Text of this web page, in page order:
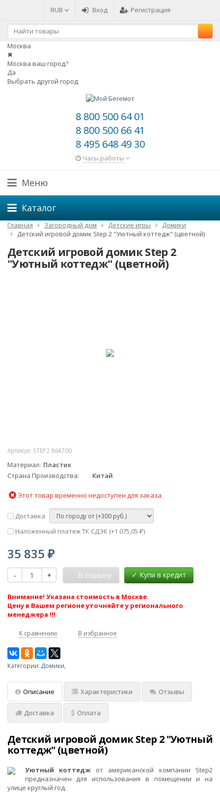
RUB Вход Регистрация
Москва
✖
Москва ваш город?
Да
Выбрать другой город
8 800 500 64 01
8 800 500 66 41
8 495 648 49 30
Часы работы
Меню
Каталог
Главная Загородный дом Детские игры
Домики
Детский игровой домик Step 2 "Уютный коттедж" (цветной)
Детский игровой домик Step 2
"Уютный коттедж" (цветной)
Артикул: STEP2 864700
Материал Пластик
Страна Производства
Китай
Этот товар временно недоступен для заказа
Доставка
Наложенный платеж ТК СДЭК (+1 075,05 ₽)
35 835 ₽
- + В корзину
Внимание! Указана стоимость в Москве.
Цену в Вашем регионе уточняйте у регионального
менеджера !!!
К сравнению В избранное
Категории: Домики,
Описание Характеристики Отзывы
Доставка Оплата
Детский игровой домик Step 2 "Уютный
коттедж" (цветной)
Уютный коттеджот американской компании Step2
предназначен для использования в помещении и на
улице круглый год.